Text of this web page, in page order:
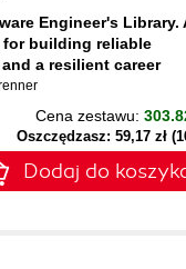
Engineer's Library.
for building reliable
a resilient career
Cena zestawu:
Oszczędzasz: 59,17 zł
Dodaj do